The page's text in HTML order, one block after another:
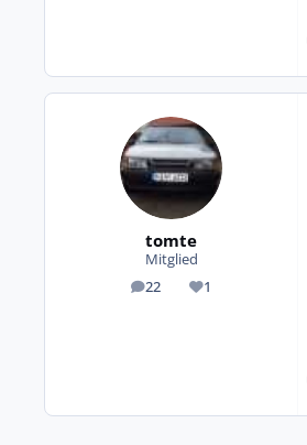
tomte
Mitglied
22
Beiträge 1
Reputation